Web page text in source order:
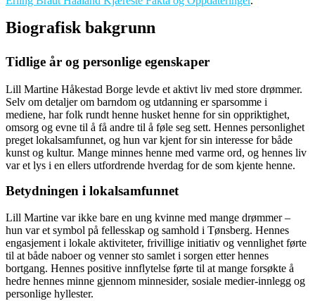
Biografisk bakgrunn
Tidlige år og personlige egenskaper
Lill Martine Håkestad Borge levde et aktivt liv med store drømmer.
Selv om detaljer om barndom og utdanning er sparsomme i
mediene, har folk rundt henne husket henne for sin oppriktighet,
omsorg og evne til å få andre til å føle seg sett. Hennes personlighet
preget lokalsamfunnet, og hun var kjent for sin interesse for både
kunst og kultur. Mange minnes henne med varme ord, og hennes liv
var et lys i en ellers utfordrende hverdag for de som kjente henne.
Betydningen i lokalsamfunnet
Lill Martine var ikke bare en ung kvinne med mange drømmer –
hun var et symbol på fellesskap og samhold i Tønsberg. Hennes
engasjement i lokale aktiviteter, frivillige initiativ og vennlighet førte
til at både naboer og venner sto samlet i sorgen etter hennes
bortgang. Hennes positive innflytelse førte til at mange forsøkte å
hedre hennes minne gjennom minnesider, sosiale medier-innlegg og
personlige hyllester.